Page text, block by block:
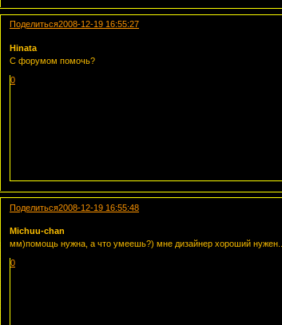
Поделиться2008-12-19 16:55:27
Hinata
С форумом помочь?
0
Поделиться2008-12-19 16:55:48
Michuu-chan
мм)помощь нужна, а что умеешь?) мне дизайнер хороший нужен...
0